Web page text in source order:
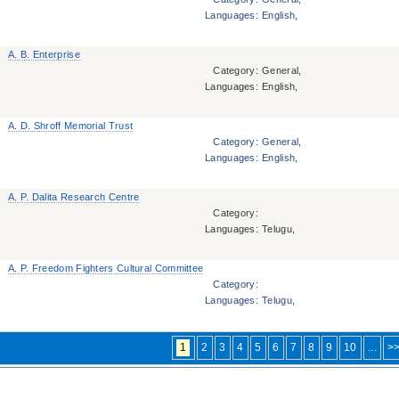
Languages: English,
A. B. Enterprise
Category: General,
Languages: English,
A. D. Shroff Memorial Trust
Category: General,
Languages: English,
A. P. Dalita Research Centre
Category:
Languages: Telugu,
A. P. Freedom Fighters Cultural Committee
Category:
Languages: Telugu,
1 2 3 4 5 6 7 8 9 10 ...